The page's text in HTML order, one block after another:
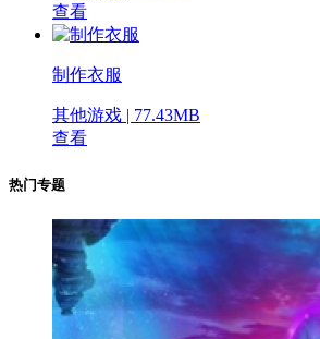
查看
制作衣服
其他游戏 | 77.43MB
查看
热门专题